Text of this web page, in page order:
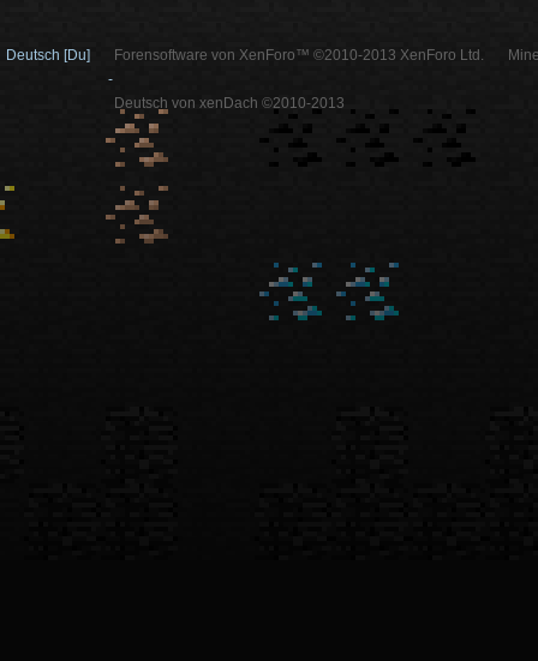
Deutsch [Du]
Forensoftware von XenForo™ ©2010-2013 XenForo Ltd.
-
Deutsch von xenDach ©2010-2013